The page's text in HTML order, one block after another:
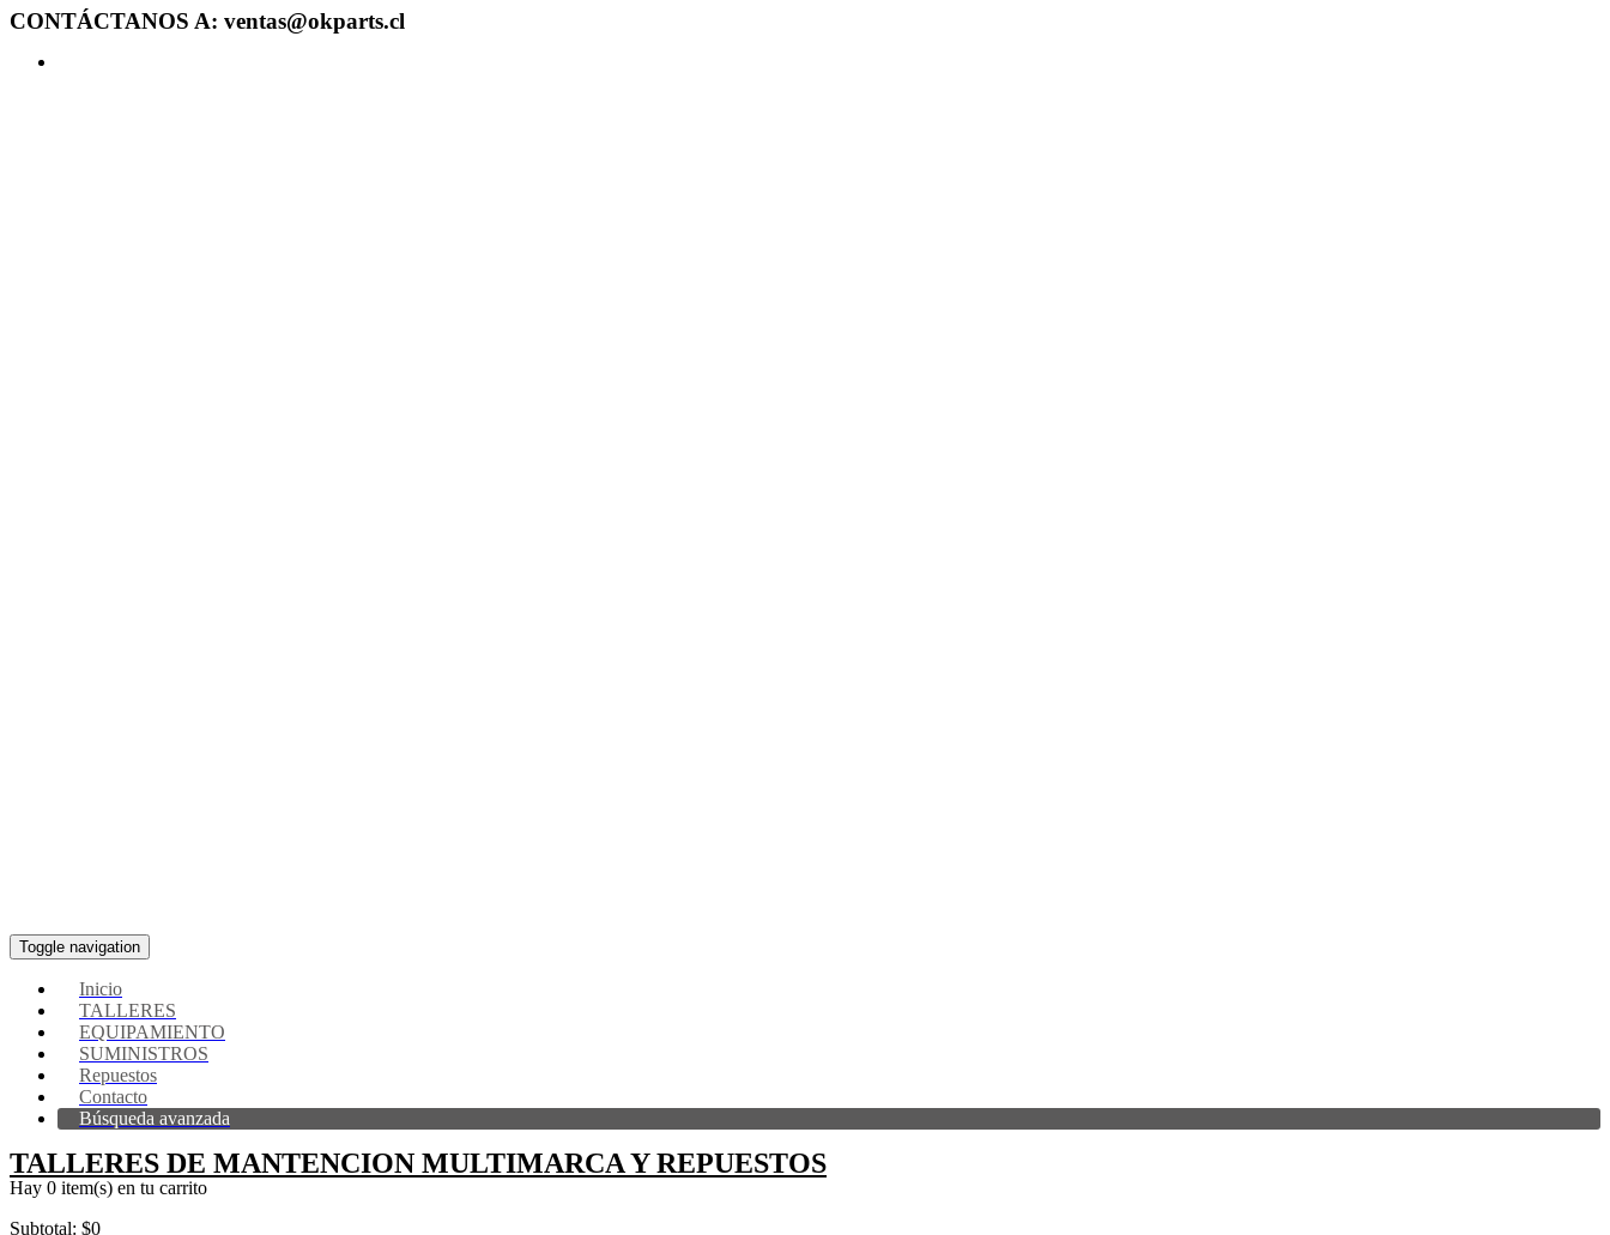
CONTÁCTANOS A: ventas@okparts.cl
Toggle navigation
Inicio
TALLERES
EQUIPAMIENTO
SUMINISTROS
Repuestos
Contacto
Búsqueda avanzada
TALLERES DE MANTENCION MULTIMARCA Y REPUESTOS
Hay 0 item(s) en tu carrito
Subtotal: $0